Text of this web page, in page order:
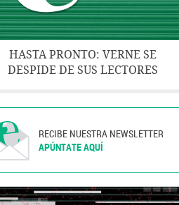
HASTA PRONTO: VERNE SE
DESPIDE DE SUS LECTORES
RECIBE NUESTRA NEWSLETTER
APÚNTATE AQUÍ